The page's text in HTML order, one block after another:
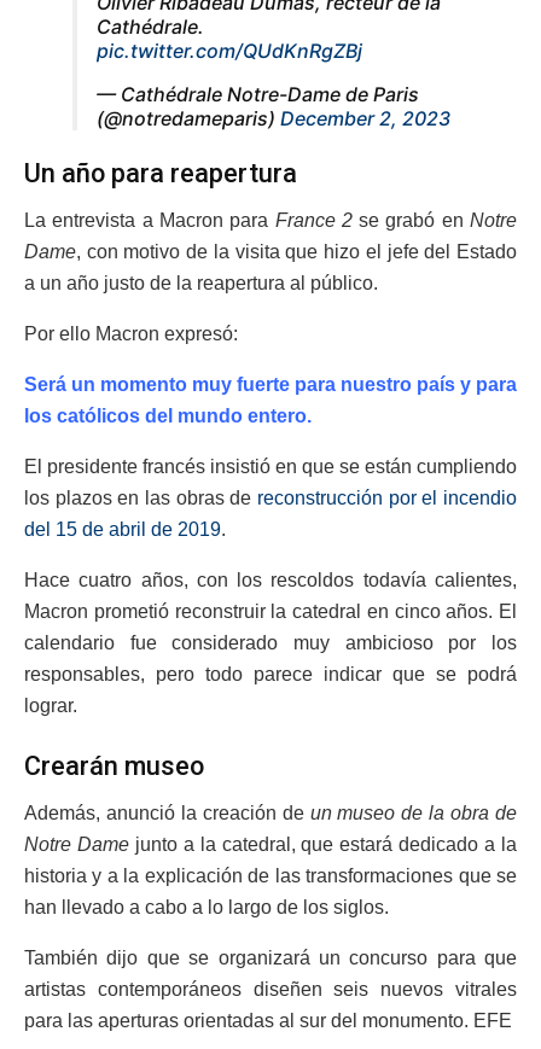
Cathédrale.
pic.twitter.com/QUdKnRgZBj
— Cathédrale Notre-Dame de Paris
(@notredameparis) December 2, 2023
Un año para reapertura
La entrevista a Macron para France 2se grabó enNotre
Dame, con motivo de la visita que hizo el jefe del Estado
a un año justo de la reapertura al público.
Por ello Macron expresó:
Será un momento muy fuerte para nuestro país y para
los católicos del mundo entero.
El presidente francés insistió en que se están cumpliendo
los plazos en las obras de reconstrucción por el incendio
del 15 de abril de 2019.
Hace cuatro años, con los rescoldos todavía calientes,
Macron prometió reconstruir la catedral en cinco años. El
calendario fue considerado muy ambicioso por los
responsables, pero todo parece indicar que se podrá
lograr.
Crearán museo
Además, anunció la creación de un museo de la obra de
Notre Dame junto a la catedral, que estará dedicado a la
historia y a la explicación de las transformaciones que se
han llevado a cabo a lo largo de los siglos.
También dijo que se organizará un concurso para que
artistas contemporáneos diseñen seis nuevos vitrales
para las aperturas orientadas al sur del monumento. EFE